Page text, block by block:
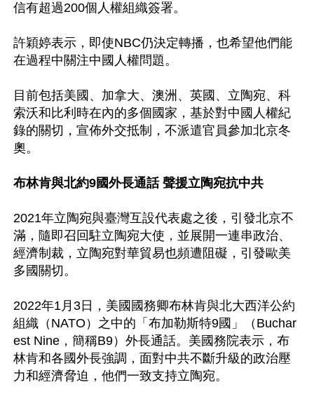
信有超過200個人權組織簽署。
許穎婷表示，即使NBC仍決定轉播，也希望他們能
在過程中關注中國人權問題。
目前包括美國、加拿大、澳洲、英國、立陶宛、科
索沃和比利時在內的多個國家，基於對中國人權紀
錄的關切，宣佈外交抵制，不派遣官員參加北京冬
奧。
布林肯與北約9國外長通話 聲援立陶宛抗中共
2021年立陶宛與臺灣互設代表處之後，引發北京不
滿，隨即召回駐立陶宛大使，並展開一連串政治、
經濟制裁，立陶宛對華貿易也頻遭阻礙，引發歐美
多國關切。
2022年1月3日，美國國務卿布林肯與北大西洋公約
組織（NATO）之中的「布加勒斯特9國」（Buchar
est Nine，簡稱B9）外長通話。美國務院表示，布
林肯和各國外長強調，面對中共不斷升級的政治壓
力和經濟脅迫，他們一致支持立陶宛。